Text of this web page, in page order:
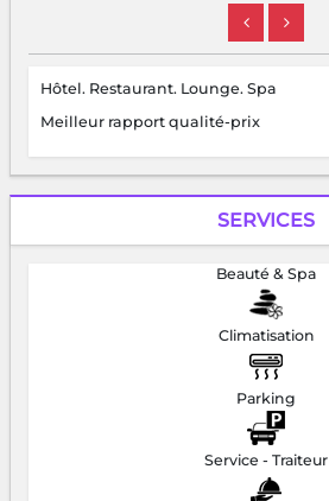
Hôtel. Restaurant. Lounge. Spa
Meilleur rapport qualité-prix
SERVICES
Beauté & Spa
Climatisation
Parking
Service - Traiteur